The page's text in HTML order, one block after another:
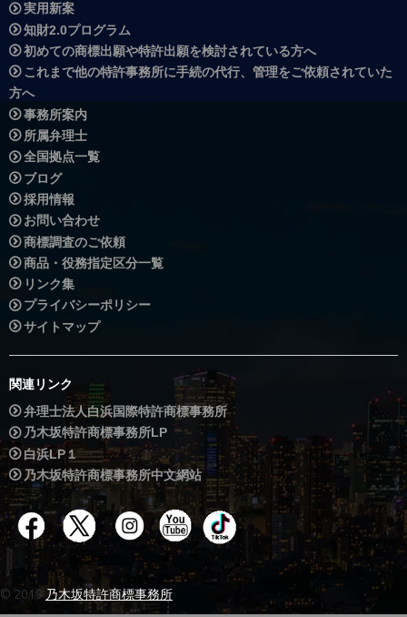
実用新案
知財2.0プログラム
初めての商標出願や特許出願を検討されている方へ
これまで他の特許事務所に手続の代行、管理をご依頼されていた
方へ
事務所案内
所属弁理士
全国拠点一覧
ブログ
採用情報
お問い合わせ
商標調査のご依頼
商品・役務指定区分一覧
リンク集
プライバシーポリシー
サイトマップ
関連リンク
弁理士法人白浜国際特許商標事務所
乃木坂特許商標事務所LP
白浜LP１
乃木坂特許商標事務所中文網站
© 2019 乃木坂特許商標事務所